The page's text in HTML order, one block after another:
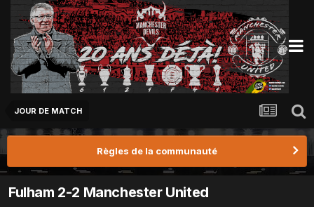
JOUR DE MATCH
Règles de la communauté
Fulham 2-2 Manchester United